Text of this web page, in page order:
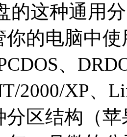
的这种通用
你的电脑中
、
2000/XP、
分区结构（